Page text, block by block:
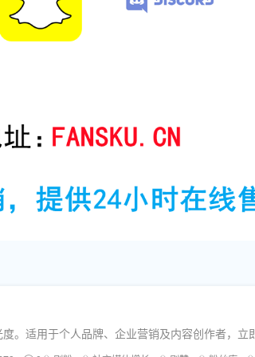
适用于个人品牌、企业营销及内容创作者，立